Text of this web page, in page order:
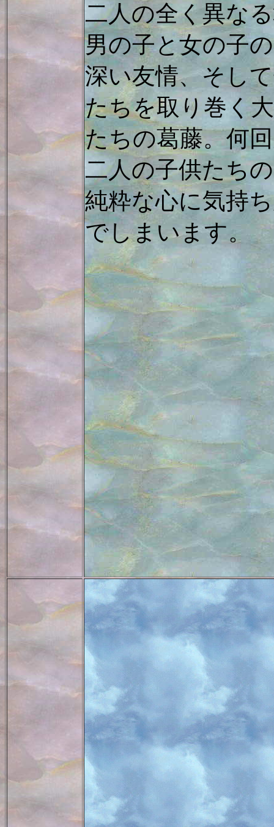
二人の全く異な
男の子と女の子の
深い友情、そし
たちを取り巻く
たちの葛藤。何
二人の子供たちの
純粋な心に気持
でしまいます。